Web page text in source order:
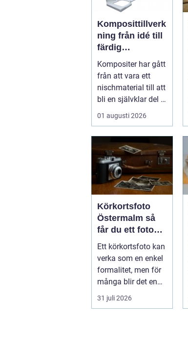
Komposittillverk
ning från idé till
färdig
högpresterande
produkt
Kompositer har gått
från att vara ett
nischmaterial till att
bli en självklar del i
allt från vindkr...
01 augusti 2026
Körkortsfoto
Östermalm så
får du ett foto
som alltid blir
godkänt
Ett körkortsfoto kan
verka som en enkel
formalitet, men för
många blir det en
oväntad källa till
str...
31 juli 2026